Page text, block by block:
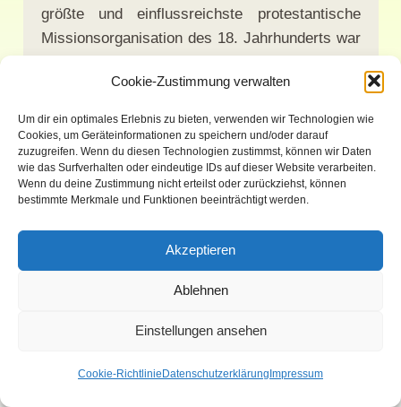
Cookie-Zustimmung verwalten
Um dir ein optimales Erlebnis zu bieten, verwenden wir Technologien wie
Cookies, um Geräteinformationen zu speichern und/oder darauf
zuzugreifen. Wenn du diesen Technologien zustimmst, können wir Daten
wie das Surfverhalten oder eindeutige IDs auf dieser Website verarbeiten.
Wenn du deine Zustimmung nicht erteilst oder zurückziehst, können
bestimmte Merkmale und Funktionen beeinträchtigt werden.
Akzeptieren
Ablehnen
Einstellungen ansehen
Cookie-RichtlinieDatenschutzerklärungImpressum
größte und einflussreichste protestantische
Missionsorganisation des 18. Jahrhunderts war
die Herrnhuter in der Heimat überkonfessionell
verstanden, arbeiteten sie gewöhnlich auch im
Ausland mit anderen protestantischen Kirchen
zusammen. Darüber hinaus bemühte man sich,
weitgehend unabhängig von den großen
Kolonialmächten zu agieren. Oft widersprachen
sich die Interessen der Mission und der Politik
deutlich. Viele europäische Staaten suchten vor
fremder Länder aber nicht als minderwertig,
findet seine Kinder in allen Kulturen, war er